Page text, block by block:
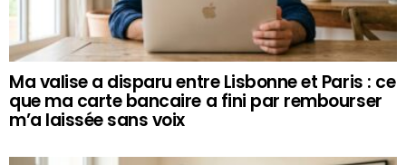
Ma valise a disparu entre Lisbonne et Paris : ce
que ma carte bancaire a fini par rembourser
m’a laissée sans voix